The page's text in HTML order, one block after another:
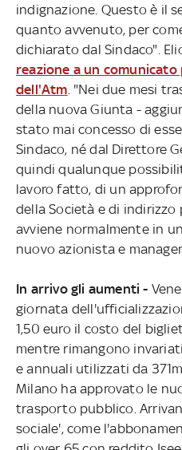
indignazione. Questo è il
quanto avvenuto, per
dichiarato dal Sindaco".
reazione a un
dell'Atm . "Nei due mesi
della nuova Giunta -
stato mai concesso di
Sindaco, né dal Direttore
quindi qualunque
lavoro fatto, di un
della Società e di indirizzo
avviene normalmente in
nuovo azionista e
In arrivo gli aumenti -
giornata
1,50 euro il costo del
mentre rimangono
e annuali utilizzati da
Milano ha approvato le
trasporto pubblico.
sociale', come